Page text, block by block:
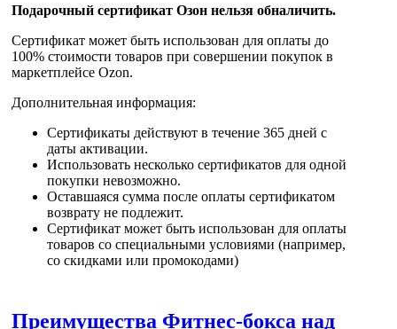
Подарочный сертификат Озон нельзя обналичить.
Сертификат может быть использован для оплаты до
100% стоимости товаров при совершении покупок в
маркетплейсе Ozon.
Дополнительная информация:
Сертификаты действуют в течение 365 дней с
даты активации.
Использовать несколько сертификатов для одной
покупки невозможно.
Оставшаяся сумма после оплаты сертификатом
возврату не подлежит.
Сертификат может быть использован для оплаты
товаров со специальными условиями (например,
со скидками или промокодами)
Преимущества Фитнес-бокса над